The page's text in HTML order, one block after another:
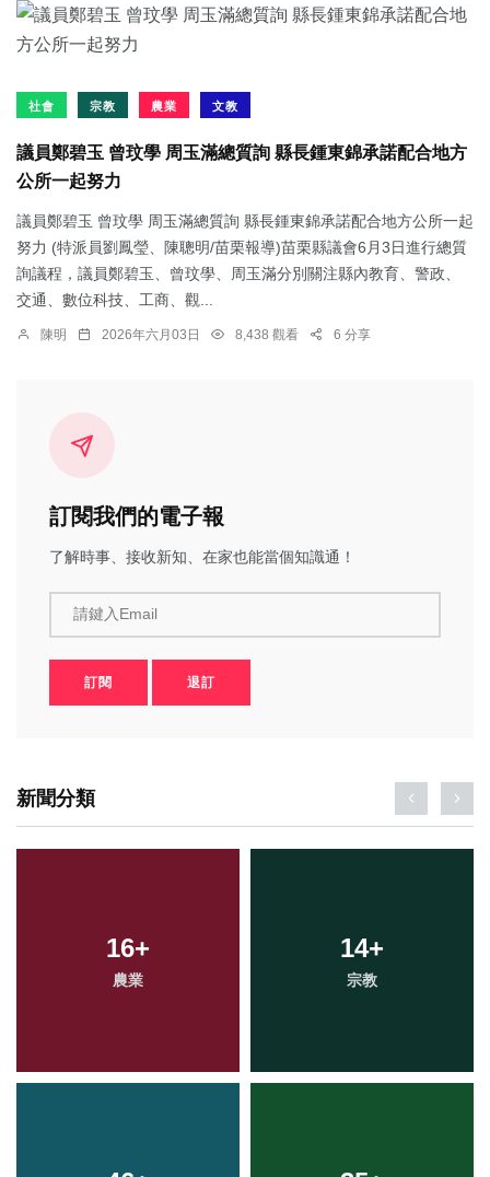
社會 宗教 農業 文教
議員鄭碧玉 曾玟學 周玉滿總質詢 縣長鍾東錦承諾配合地方
公所一起努力
議員鄭碧玉 曾玟學 周玉滿總質詢 縣長鍾東錦承諾配合地方公所一起
努力 (特派員劉鳳瑩、陳聰明/苗栗報導)苗栗縣議會6月3日進行總質
詢議程，議員鄭碧玉、曾玟學、周玉滿分別關注縣內教育、警政、
交通、數位科技、工商、觀...
陳明 2026年六月03日 8,438 觀看 6 分享
訂閱我們的電子報
了解時事、接收新知、在家也能當個知識通！
請鍵入Email
訂閱 退訂
新聞分類
16+
農業
14+
宗教
0+
大陸
87+
社會